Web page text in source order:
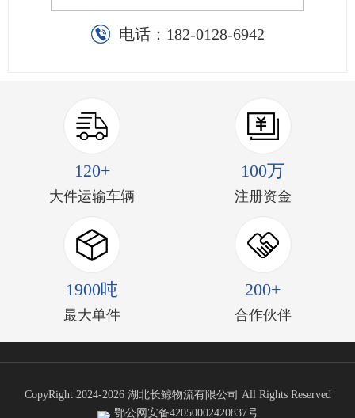
电话： 182-0128-6942
120+
大件运输车辆
100万
注册资金
1900吨
最大单件
200+
合作伙伴
CopyRight 2024-2026 湖北长鲸物流有限公司 All Rights Reserved
鄂公网安备42050002420837号